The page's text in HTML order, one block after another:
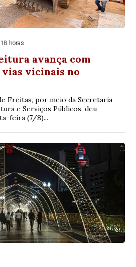
horas
avança com
vicinais no
Freitas, por meio da Secretaria
e Serviços Públicos, deu
feira (7/8)...